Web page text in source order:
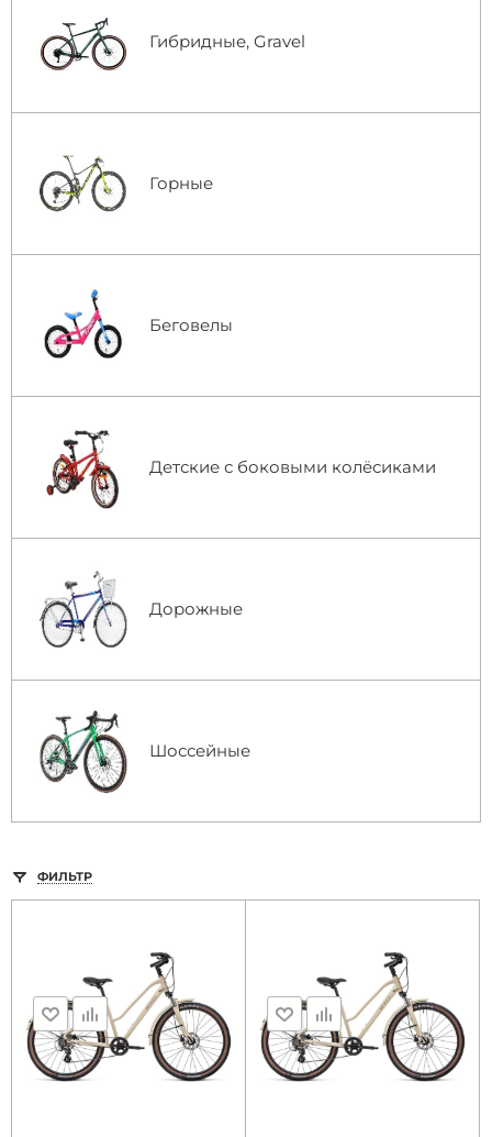
Гибридные, Gravel
Горные
Беговелы
Детские с боковыми колёсиками
Дорожные
Шоссейные
ФИЛЬТР